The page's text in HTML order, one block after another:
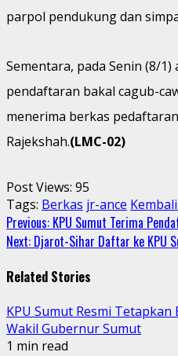
parpol pendukung dan
Sementara, pada Senin (8/
pendaftaran bakal cagub-
menerima berkas
Rajekshah.(LMC-02)
Post Views: 95
Tags: Berkas jr-ance
Continue
Reading
Previous: KPU Sumut Terima
Next: Djarot-Sihar Daftar ke KPU
Related Stories
KPU Sumut Resmi
Wakil Gubernur Sumut
1 min read